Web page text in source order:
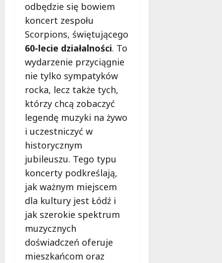
odbędzie się bowiem
koncert zespołu
Scorpions, świętującego
60-lecie działalności. To
wydarzenie przyciągnie
nie tylko sympatyków
rocka, lecz także tych,
którzy chcą zobaczyć
legendę muzyki na żywo
i uczestniczyć w
historycznym
jubileuszu. Tego typu
koncerty podkreślają,
jak ważnym miejscem
dla kultury jest Łódź i
jak szerokie spektrum
muzycznych
doświadczeń oferuje
mieszkańcom oraz